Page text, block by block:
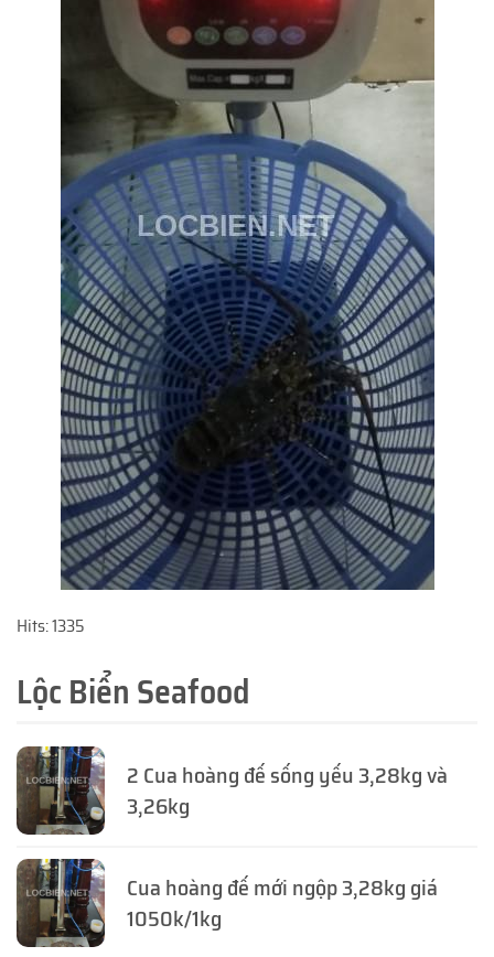
Hits: 1335
Lộc Biển Seafood
2 Cua hoàng đế sống yếu 3,28kg và
3,26kg
Cua hoàng đế mới ngộp 3,28kg giá
1050k/1kg